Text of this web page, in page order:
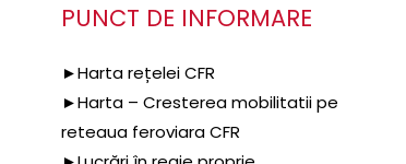
PUNCT DE INFORMARE
►Harta rețelei CFR
►Harta – Cresterea mobilitatii pe
reteaua feroviara CFR